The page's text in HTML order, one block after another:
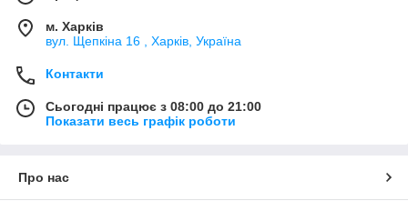
м. Харків
вул. Щепкіна 16 , Харків, Україна
Контакти
Сьогодні працює з 08:00 до 21:00
Показати весь графік роботи
Про нас